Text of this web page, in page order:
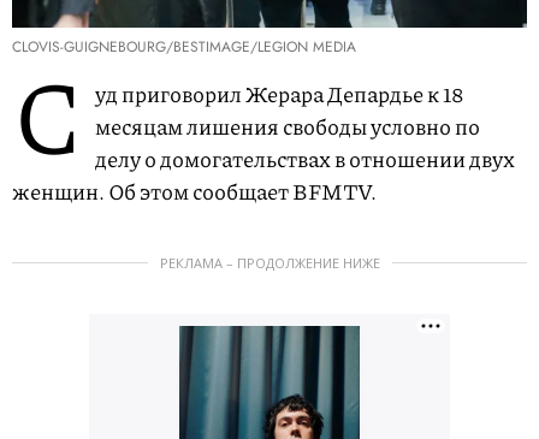
CLOVIS-GUIGNEBOURG/BESTIMAGE/LEGION MEDIA
С
уд приговорил Жерара Депардье к 18
месяцам лишения свободы условно по
делу о домогательствах в отношении двух
женщин. Об этом сообщает BFMTV.
РЕКЛАМА – ПРОДОЛЖЕНИЕ НИЖЕ